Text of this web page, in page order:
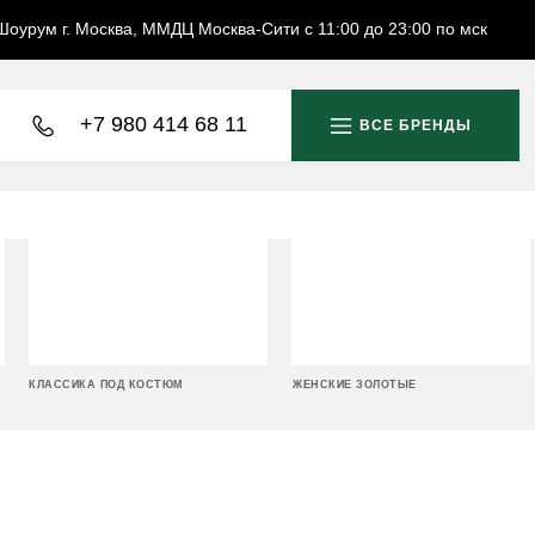
г. Москва, ММДЦ Москва-Сити с 11:00 до 23:00 по мск
+7 980 414 68 11 ВСЕ БРЕНДЫ
КЛАССИКА ПОД КОСТЮМ ЖЕНСКИЕ ЗОЛОТЫЕ